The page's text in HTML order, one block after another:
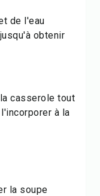
de l'eau
obtenir
casserole tout
à la
la soupe